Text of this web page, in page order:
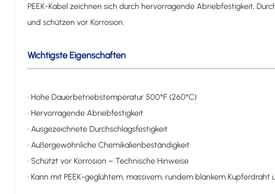
PEEK-Kabel zeichnen sich durch hervorragende Abriebfestigkeit,
und schützen vor Korrosion.
Wichtigste Eigenschaften
• Hohe Dauerbetriebstemperatur 500°F (260°C)
• Hervorragende Abriebfestigkeit
• Ausgezeichnete Durchschlagsfestigkeit
• Außergewöhnliche Chemikalienbeständigkeit
• Schützt vor Korrosion – Technische Hinweise
• Kann mit PEEK-geglühtem, massivem, rundem blankem